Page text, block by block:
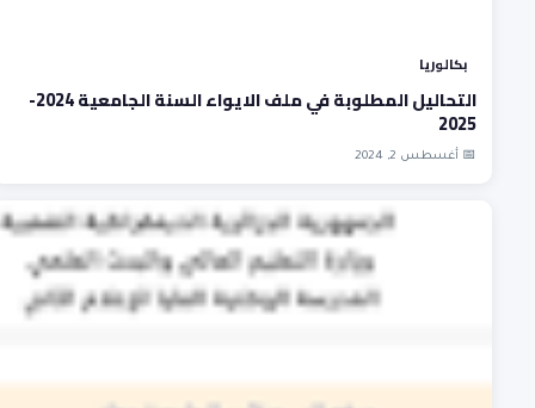
بكالوريا
التحاليل المطلوبة في ملف الايواء السنة الجامعية 2024-
2025
📅 أغسطس 2, 2024